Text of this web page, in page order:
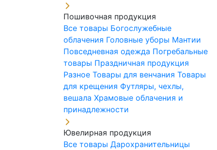
Пошивочная продукция
Все товары Богослужебные
облачения Головные уборы Мантии
Повседневная одежда Погребальные
товары Праздничная продукция
Разное Товары для венчания Товары
для крещения Футляры, чехлы,
вешала Храмовые облачения и
принадлежности
Ювелирная продукция
Все товары Дарохранительницы